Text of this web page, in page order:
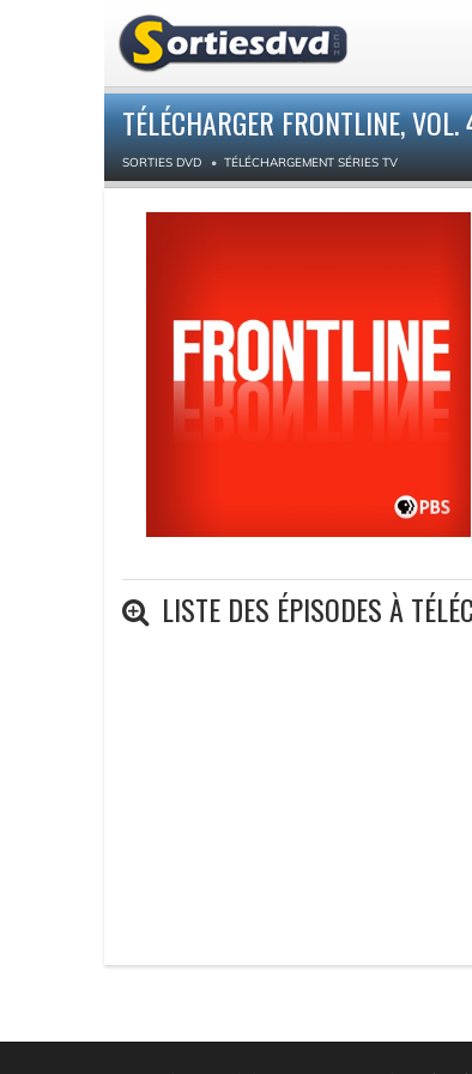
TÉLÉCHARGER FRONTLINE,
SORTIES DVD TÉLÉCHARGEMENT SÉRIES TV
LISTE DES ÉPISODES À